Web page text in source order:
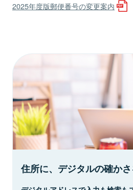
2025年度版郵便番号の変更案内
住所に、デジタルの確かさ